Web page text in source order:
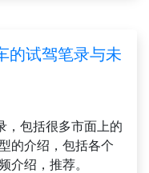
的试驾笔录与未
，包括很多市面上的
的介绍，包括各个
介绍，推荐。